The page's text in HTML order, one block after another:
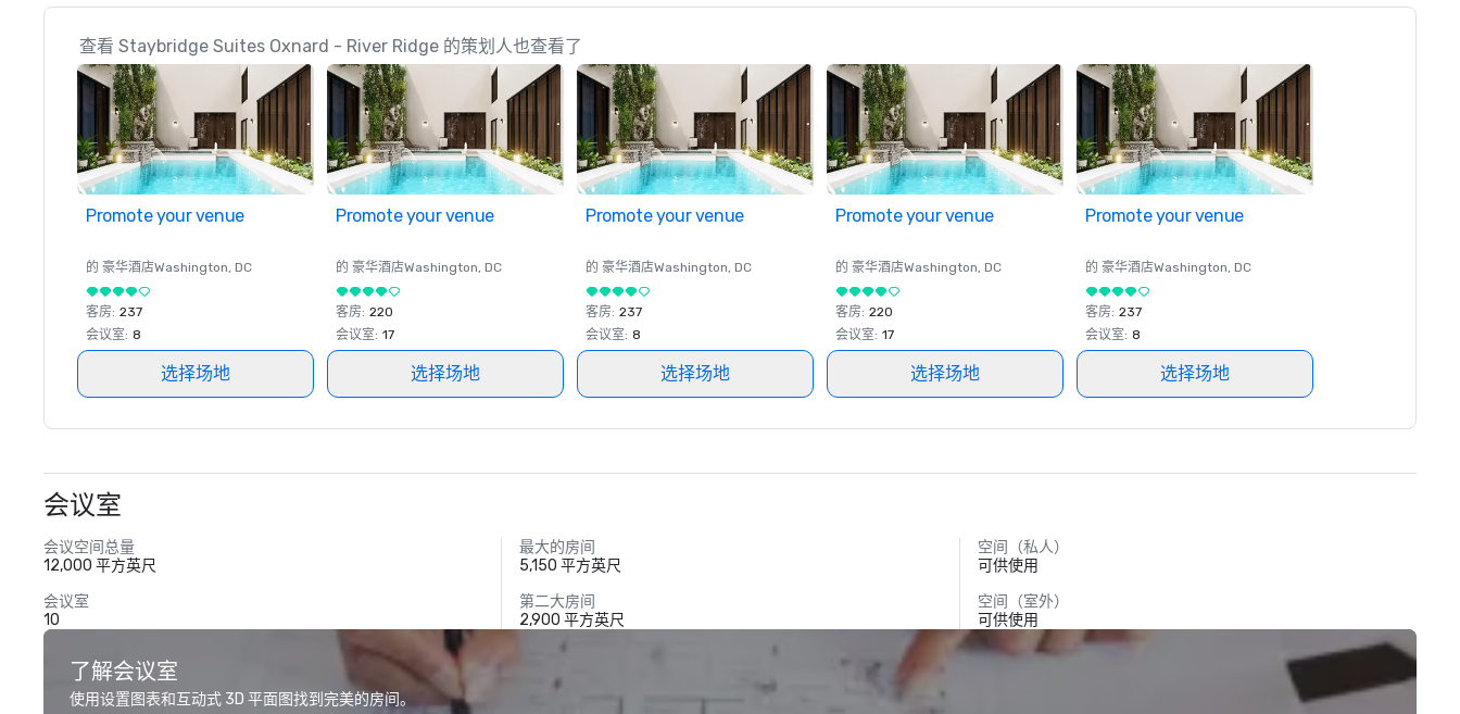
查看 Staybridge Suites Oxnard - River Ridge 的策划人也查看了
Promote your venue
的 豪华酒店Washington, DC
客房: 237
会议室: 8
选择场地
Promote your venue
的 豪华酒店Washington, DC
客房: 220
会议室: 17
选择场地
Promote your venue
的 豪华酒店Washington, DC
客房: 237
会议室: 8
选择场地
Promote your venue
的 豪华酒店Washington, DC
客房: 220
会议室: 17
选择场地
Promote your venue
的 豪华酒店Washington, DC
客房: 237
会议室: 8
选择场地
会议室
会议空间总量
12,000 平方英尺
最大的房间
5,150 平方英尺
空间（私人）
可供使用
会议室
10
第二大房间
2,900 平方英尺
空间（室外）
可供使用
了解会议室
使用设置图表和互动式 3D 平面图找到完美的房间。